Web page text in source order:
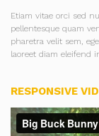
Etiam vitae orci sed
pellentesque quam
pharetra velit sem,
laoreet diam eleifend
RESPONSIVE